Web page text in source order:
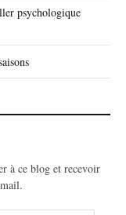
psychologique
à ce blog et recevoir